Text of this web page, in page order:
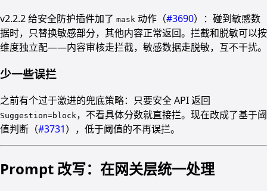
v2.2.2 给安全防护插件加了 mask 动作（#3690）：碰到敏感数
据时，只替换敏感部分，其他内容正常返回。拦截和脱敏可以按
维度独立配——内容审核走拦截，敏感数据走脱敏，互不干扰。
少一些误拦
之前有个过于激进的兜底策略：只要安全 API 返回
Suggestion=block ，不看具体分数就直接拦。现在改成了基于阈
值判断（#3731），低于阈值的不再误拦。
Prompt 改写：在网关层统一处理